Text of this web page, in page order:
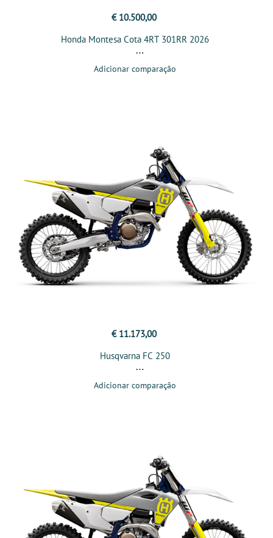
€ 10.500,00
Honda Montesa Cota 4RT 301RR 2026
Adicionar comparação
€ 11.173,00
Husqvarna FC 250
Adicionar comparação